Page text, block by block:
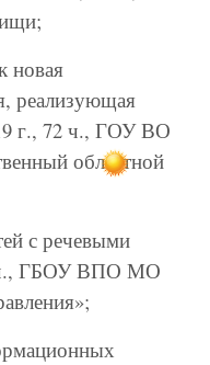
новая
реализующая
г., 72 ч., ГОУ ВО
областной
с речевыми
ч., ГБОУ ВПО МО